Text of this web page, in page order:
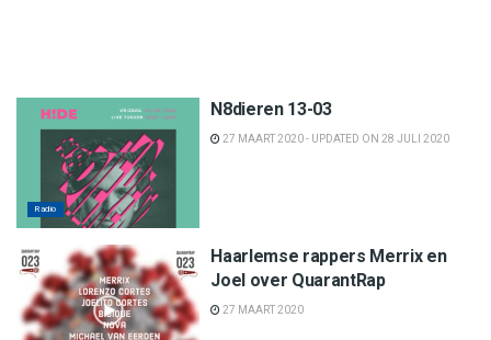
Radio
N8dieren 13-03
27 MAART 2020 - UPDATED ON 28 JULI 2020
Haarlemse rappers Merrix en
Joel over QuarantRap
27 MAART 2020